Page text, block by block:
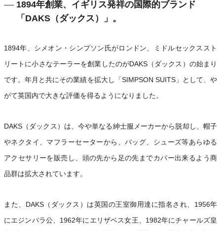
1894年創業、イギリス発祥の国際的ブランド
「DAKS（ダックス）」。
1894年、シメオン・シンプソン氏がロンドン、ミドルセックススト
リートに小さなテーラーを創業したのがDAKS（ダックス）の始まり
です。年月と共にその業績を拡大し「SIMPSON SUITS」として、や
がて英国内で大きな評価を得るようになりました。
DAKS（ダックス）は、今や単なる紳士服メーカーから脱却し、帽子
やネクタイ、マフラーセーターから、バッグ、シューズ等あらゆる
アクセサリーを販売し、頭の先から足の先までカバー出来るよう商
品群は拡大されています。
また、DAKS（ダックス）は英国の王室御用達に指名され、1956年
にエジンバラ公、1962年にエリザベス女王、1982年にチャールズ皇